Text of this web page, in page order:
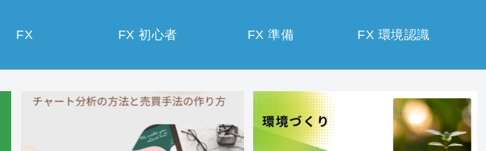
FX FX 初心者 FX 準備 FX 環境認識